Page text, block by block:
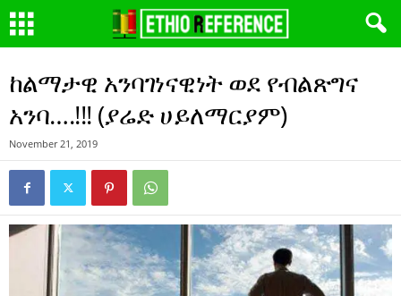
ከልማታዊ አንባገነናዊነት ወደ የብልጽግና
አንባ….!!! (ያሬድ ሀይለማርያም)
November 21, 2019